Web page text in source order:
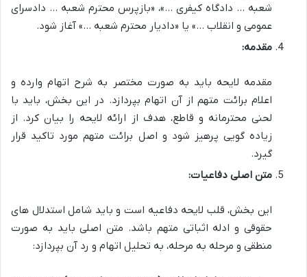
شعبه … دادگاه کیفری …»، «بازپرس محترم شعبه … دادسرای
عمومی و انقلاب …» یا «دادیار محترم شعبه …» آغاز شود.
مقدمه:
مقدمه لایحه باید به صورت مختصر به شرح اتهام وارده و
اعلام برائت متهم از آن اتهام بپردازد. در این بخش، باید با
لحنی محترمانه و قاطع، هدف از ارائه لایحه را بیان کرد. از
زیاده گویی پرهیز شود و اصل برائت متهم مورد تاکید قرار
گیرد.
متن اصلی دفاعیات:
این بخش، قلب لایحه دفاعیه است و باید شامل استدلال های
حقوقی و ادله اثباتی متهم باشد. متن اصلی باید به صورت
منطقی و مرحله به مرحله، به تحلیل اتهام و رد آن بپردازد: